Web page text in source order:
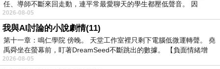
任、導師不斷來回走動，連平常最愛聊天的學生都壓低聲音。 因
2026-08-05
我與AI討論的小說劇情(11)
第十一章：鳴仁學院 傍晚。 天堂工作室裡只剩下電腦低微運轉聲。 堯
禹舜坐在螢幕前，盯著DreamSeed不斷跳出的數據。 【負面情緒增
2026-08-05